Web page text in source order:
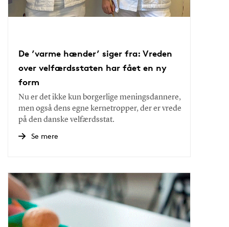
De ’varme hænder’ siger fra: Vreden
over velfærdsstaten har fået en ny
form
Nu er det ikke kun borgerlige meningsdannere,
men også dens egne kernetropper, der er vrede
på den danske velfærdsstat.
Se mere